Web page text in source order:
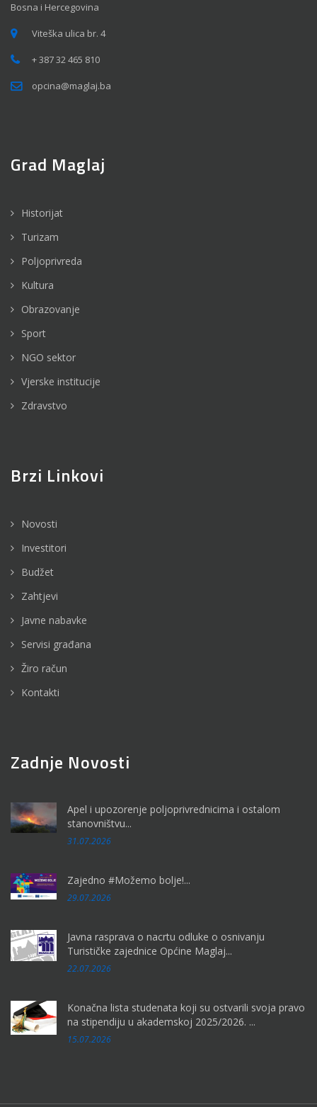
Bosna i Hercegovina
Viteška ulica br. 4
+ 387 32 465 810
opcina@maglaj.ba
Grad Maglaj
Historijat
Turizam
Poljoprivreda
Kultura
Obrazovanje
Sport
NGO sektor
Vjerske institucije
Zdravstvo
Brzi Linkovi
Novosti
Investitori
Budžet
Zahtjevi
Javne nabavke
Servisi građana
Žiro račun
Kontakti
Zadnje Novosti
Apel i upozorenje poljoprivrednicima i ostalom
stanovništvu...
31.07.2026
Zajedno #Možemo bolje!...
29.07.2026
Javna rasprava o nacrtu odluke o osnivanju
Turističke zajednice Općine Maglaj...
22.07.2026
Konačna lista studenata koji su ostvarili svoja pravo
na stipendiju u akademskoj 2025/2026. ...
15.07.2026